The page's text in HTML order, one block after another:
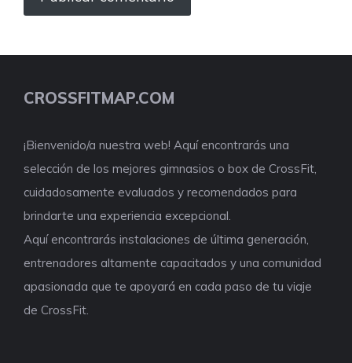
CROSSFITMAP.COM
¡Bienvenido/a nuestra web! Aquí encontrarás una
selección de los mejores gimnasios o box de CrossFit,
cuidadosamente evaluados y recomendados para
brindarte una experiencia excepcional.
Aquí encontrarás instalaciones de última generación,
entrenadores altamente capacitados y una comunidad
apasionada que te apoyará en cada paso de tu viaje
de CrossFit.